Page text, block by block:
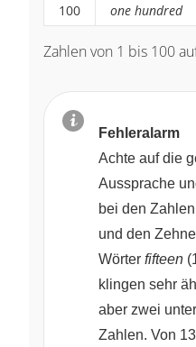
100
one hundred
Zahlen von 1 bis 100
Fehleralarm
Achte auf die
Aussprache
bei den
und den
Wörter fifteen
klingen sehr
aber zwei
Zahlen. Von